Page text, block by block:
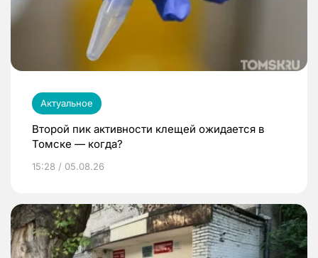
Актуальное
Второй пик активности клещей ожидается в
Томске — когда?
15:28 / 05.08.26